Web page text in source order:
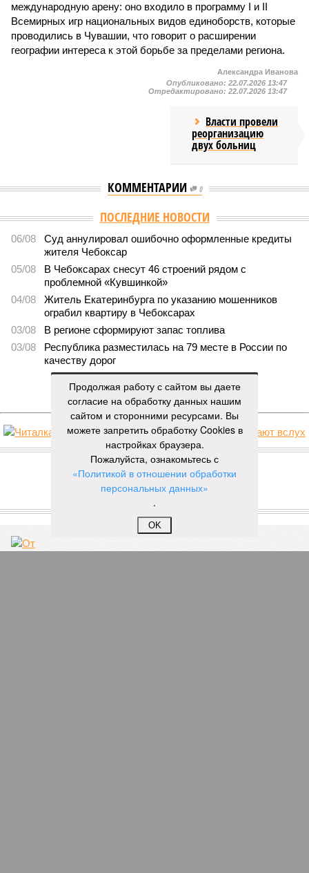
международную арену: оно входило в программу I и II
Всемирных игр национальных видов единоборств, которые
проводились в Чувашии, что говорит о расширении
географии интереса к этой борьбе за пределами региона.
Александра Иванова
Опубликовано: 22.07.2026 13:47
Отредактировано: 22.07.2026 13:47
Власти провели
реорганизацию
двух больниц
КОММЕНТАРИИ 0
ПОСЛЕДНИЕ НОВОСТИ
06/08
Суд аннулировал ошибочно оформленные кредиты
жителя Чебоксар
05/08
В Чебоксарах снесут 46 строений рядом с
проблемной «Кувшинкой»
04/08
Житель Екатеринбурга по указанию мошенников
ограбил квартиру в Чебоксарах
03/08
В регионе сформируют запас топлива
03/08
Республика разместилась на 79 месте в России по
качеству дорог
ЕЩЕ НОВОСТИ
НОВОСТИ ПАРТНЕРОВ
Новости smi2.ru
ЕЩЕ ИЗ РАЗДЕЛА «ОБЩЕСТВО»
Продолжая работу с сайтом вы даете
согласие на обработку данных нашим
сайтом и сторонними ресурсами. Вы
можете запретить обработку Cookies в
настройках браузера.
Пожалуйста, ознакомьтесь с
«Политикой в отношении обработки
персональных данных»
.
OK